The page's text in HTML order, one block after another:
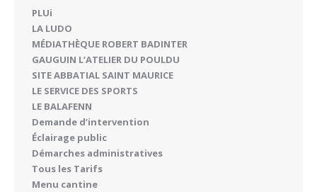
PLUi
LA LUDO
MÉDIATHÈQUE ROBERT BADINTER
GAUGUIN L’ATELIER DU POULDU
SITE ABBATIAL SAINT MAURICE
LE SERVICE DES SPORTS
LE BALAFENN
Demande d’intervention
Éclairage public
Démarches administratives
Tous les Tarifs
Menu cantine